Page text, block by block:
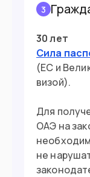
3
30 лет
Сила
(ЕС и
визой).
Для
ОАЭ на
не